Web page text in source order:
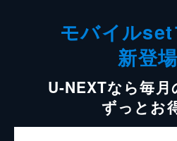
モバイル
新登場
U-NEXTなら毎
ずっとお